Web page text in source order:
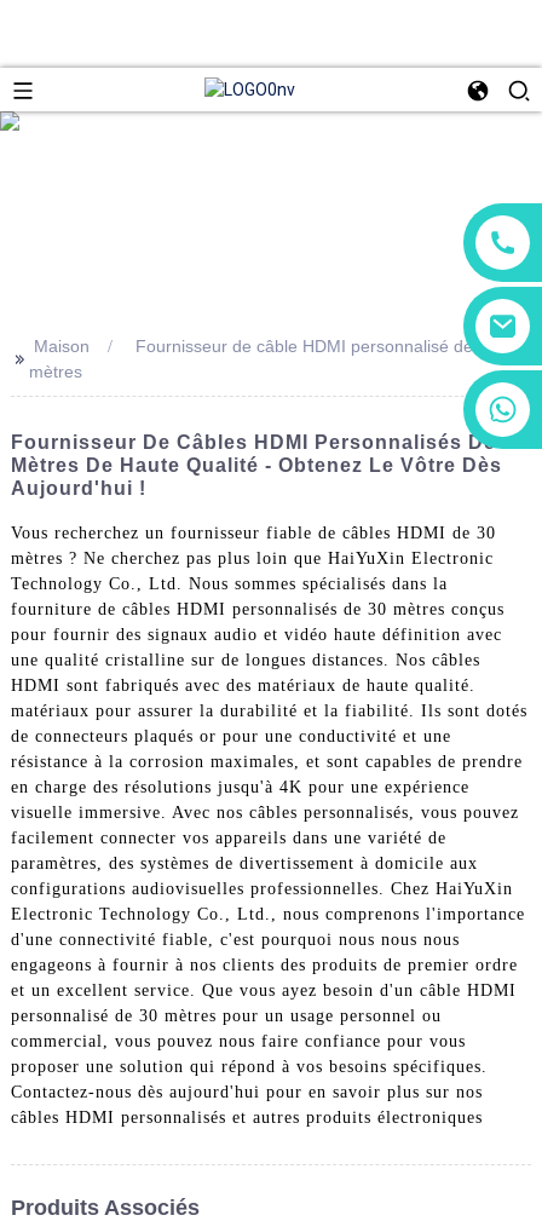
+86 13266180782
+86 18602095014
>> Maison
Fournisseur de câble HDMI personnalisé de 30
mètres
Fournisseur De Câbles HDMI Personnalisés De 30
Mètres De Haute Qualité - Obtenez Le Vôtre Dès
Aujourd'hui !
Vous recherchez un fournisseur fiable de câbles HDMI de 30
mètres ? Ne cherchez pas plus loin que HaiYuXin Electronic
Technology Co., Ltd. Nous sommes spécialisés dans la
fourniture de câbles HDMI personnalisés de 30 mètres conçus
pour fournir des signaux audio et vidéo haute définition avec
une qualité cristalline sur de longues distances. Nos câbles
HDMI sont fabriqués avec des matériaux de haute qualité.
matériaux pour assurer la durabilité et la fiabilité. Ils sont dotés
de connecteurs plaqués or pour une conductivité et une
résistance à la corrosion maximales, et sont capables de prendre
en charge des résolutions jusqu'à 4K pour une expérience
visuelle immersive. Avec nos câbles personnalisés, vous pouvez
facilement connecter vos appareils dans une variété de
paramètres, des systèmes de divertissement à domicile aux
configurations audiovisuelles professionnelles. Chez HaiYuXin
Electronic Technology Co., Ltd., nous comprenons l'importance
d'une connectivité fiable, c'est pourquoi nous nous nous
engageons à fournir à nos clients des produits de premier ordre
et un excellent service. Que vous ayez besoin d'un câble HDMI
personnalisé de 30 mètres pour un usage personnel ou
commercial, vous pouvez nous faire confiance pour vous
proposer une solution qui répond à vos besoins spécifiques.
Contactez-nous dès aujourd'hui pour en savoir plus sur nos
câbles HDMI personnalisés et autres produits électroniques
Produits Associés